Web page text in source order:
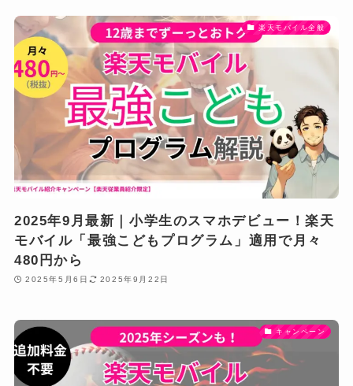
楽天モバイル全般
2025年9月最新｜小学生のスマホデビュー！楽天
モバイル「最強こどもプログラム」適用で月々
480円から
2025年5月6日 2025年9月22日
キャンペーン